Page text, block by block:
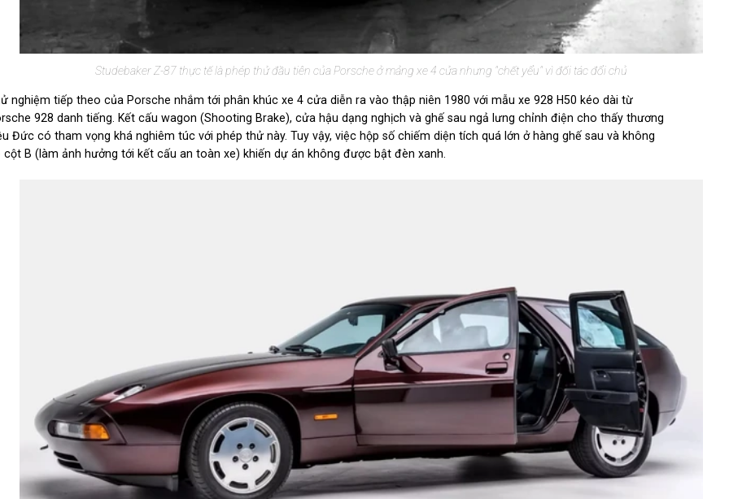
Studebaker Z-87 thực tế là phép thử đầu tiên của Porsche ở mảng xe 4 cửa nhưng "chết yểu" vì đối tác đổi chủ
nghiệm tiếp theo của Porsche nhắm tới phân khúc xe 4 cửa diễn ra vào thập niên 1980 với mẫu xe 928 H50 kéo dài từ
928 danh tiếng. Kết cấu wagon (Shooting Brake), cửa hậu dạng nghịch và ghế sau ngả lưng chỉnh điện cho thấy thương
Đức có tham vọng khá nghiêm túc với phép thử này. Tuy vậy, việc hộp số chiếm diện tích quá lớn ở hàng ghế sau và không
cột B (làm ảnh hưởng tới kết cấu an toàn xe) khiến dự án không được bật đèn xanh.